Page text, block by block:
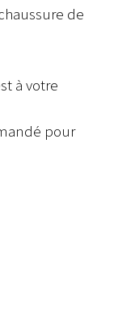
de
à votre
pour